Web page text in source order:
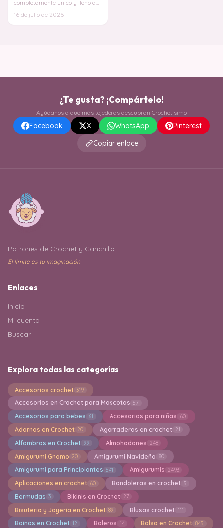
completamente único y lleno de
en el centro
16 de julio de 2026
¿Te gusta? ¡Compártelo!
Ayúdanos a que más tejedoras descubran Crochetísimo
Facebook X WhatsApp
Pinterest
Copiar enlace
Patrones de Crochet y Ganchillo
El límite es tu imaginación
Enlaces
Inicio
Mi cuenta
Buscar
Explora todas las categorías
Accesorios crochet 319
Accesorios en Crochet para Mascotas 57
Accesorios para bebes 61 Accesorios para niñas 60
Adornos en Crochet 20 Agarraderas en crochet 21
Alfombras en Crochet 99 Almohadones 248
Amigurumi Gnomo 20 Amigurumi Navideño 80
Amigurumi para Principiantes 541 Amigurumis 2493
Aplicaciones en crochet 60 Bandoleras en crochet 5
Bermudas 3 Bikinis en Crochet 27
Bisuteria y Joyeria en Crochet 89 Blusas crochet 111
Boinas en Crochet 12 Boleros 14 Bolsa en Crochet 845